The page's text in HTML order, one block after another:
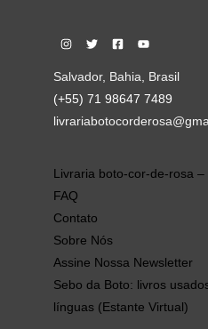
Salvador, Bahia, Brasil
(+55) 71 98647 7489
Livraria boto-cor-de-rosa
FAQ
Contato
Sobre Nós
Assine Nossa Newsletter
Sebo da Boto: livros
línguas (Estante Virtual)